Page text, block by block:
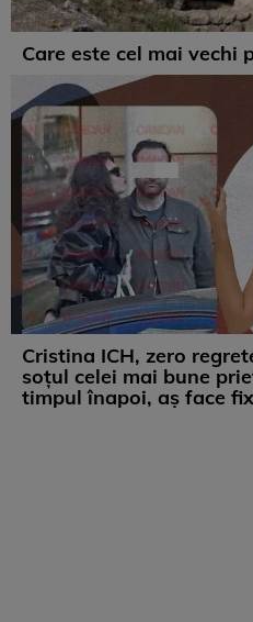
Care este cel mai vechi
Cristina ICH, zero
soțul celei mai bune
timpul înapoi, aș face